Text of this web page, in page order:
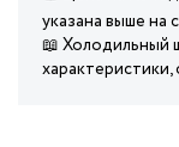
указана выше на
📖 Холодильный